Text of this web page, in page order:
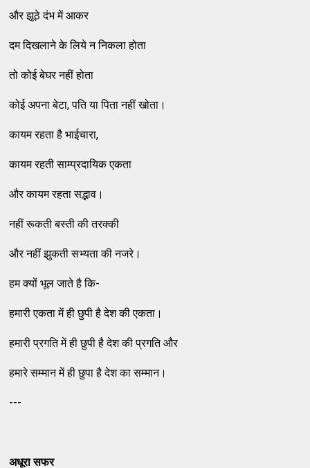
और झूठे दंभ में आकर
दम दिखलाने के लिये न निकला होता
तो कोई बेघर नहीं होता
कोई अपना बेटा, पति या पिता नहीं खोता।
कायम रहता है भाईचारा,
कायम रहती साम्प्रदायिक एकता
और कायम रहता सद्भाव।
नहीं रूकती बस्ती की तरक्की
और नहीं झुकती सभ्यता की नजरे।
हम क्यों भूल जाते है कि-
हमारी एकता में ही छुपी है देश की एकता।
हमारी प्रगति में ही छुपी है देश की प्रगति और
हमारे सम्मान में ही छुपा है देश का सम्मान।
---
अधूरा सफर